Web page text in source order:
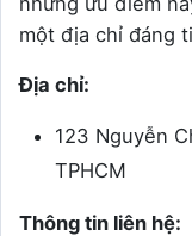
một địa chỉ đáng
Địa chỉ:
123 Nguyễn
TPHCM
Thông tin liên hệ: